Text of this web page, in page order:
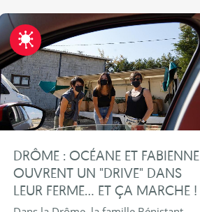
Fraternite-COVID19
DRÔME : OCÉANE ET FABIENNE
OUVRENT UN "DRIVE" DANS
LEUR FERME… ET ÇA MARCHE !